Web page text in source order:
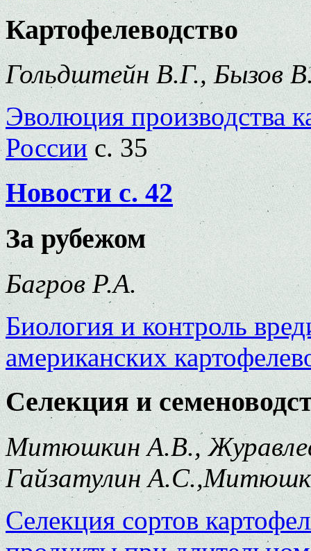
Картофелеводство
Гольдштейн В.Г., Бызов
Эволюция производства
Россиис. 35
Новости с. 42
За рубежом
Багров Р.А.
Биология и контроль
американских
Селекция и
Митюшкин А.В.,
Гайзатулин
Селекция сортов